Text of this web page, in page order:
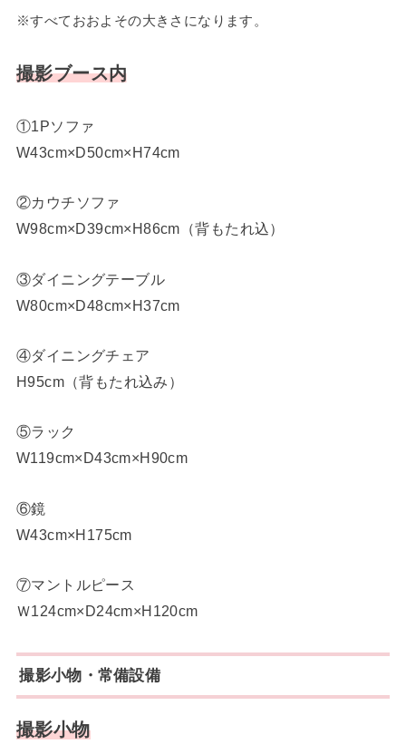
※すべておおよその大きさになります。
撮影ブース内
①1Pソファ
W43cm×D50cm×H74cm
②カウチソファ
W98cm×D39cm×H86cm（背もたれ込）
③ダイニングテーブル
W80cm×D48cm×H37cm
④ダイニングチェア
H95cm（背もたれ込み）
⑤ラック
W119cm×D43cm×H90cm
⑥鏡
W43cm×H175cm
⑦マントルピース
Ｗ124cm×D24cm×H120cm
撮影小物・常備設備
撮影小物